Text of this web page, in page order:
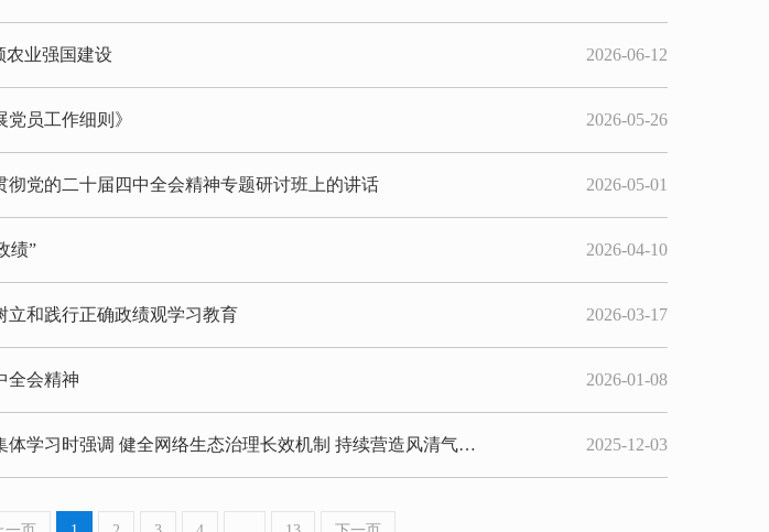
农业强国建设 2026-06-12
员工作细则》 2026-05-26
党的二十届四中全会精神专题研讨班上的讲话 2026-05-01
绩” 2026-04-10
和践行正确政绩观学习教育 2026-03-17
全会精神 2026-01-08
体学习时强调 健全网络生态治理长效机制 持续营造风清气… 2025-12-03